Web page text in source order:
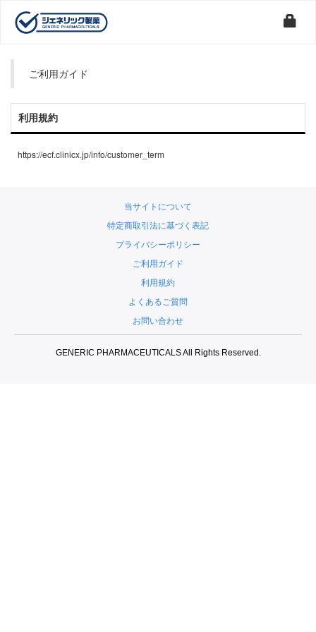
ご利用ガイド
利用規約
https://ecf.clinicx.jp/info/customer_term
当サイトについて
特定商取引法に基づく表記
プライバシーポリシー
ご利用ガイド
利用規約
よくあるご質問
お問い合わせ
GENERIC PHARMACEUTICALS All Rights Reserved.